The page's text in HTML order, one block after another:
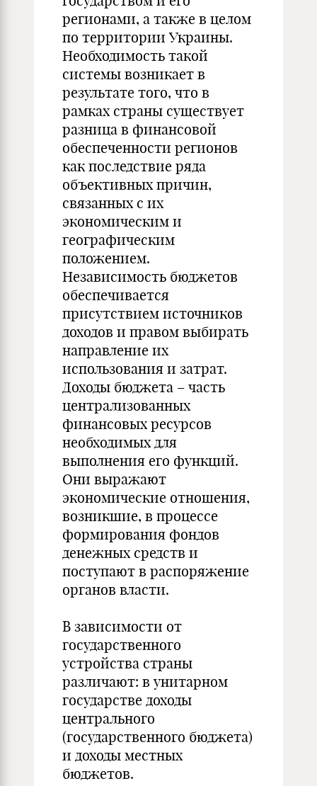
регионами, а также в целом
по территории Украины.
Необходимость такой
системы возникает в
результате того, что в
рамках страны существует
разница в финансовой
обеспеченности регионов
как последствие ряда
объективных причин,
связанных с их
экономическим и
географическим
положением.
Независимость бюджетов
обеспечивается
присутствием источников
доходов и правом выбирать
направление их
использования и затрат.
Доходы бюджета – часть
централизованных
финансовых ресурсов
необходимых для
выполнения его функций.
Они выражают
экономические отношения,
возникшие, в процессе
формирования фондов
денежных средств и
поступают в распоряжение
органов власти.
В зависимости от
государственного
устройства страны
различают: в унитарном
государстве доходы
центрального
(государственного бюджета)
и доходы местных
бюджетов.